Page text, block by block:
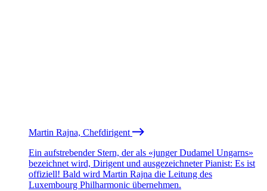
Martin Rajna, Chefdirigent
Ein aufstrebender Stern, der als «junger Dudamel Ungarns»
bezeichnet wird, Dirigent und ausgezeichneter Pianist: Es ist
offiziell! Bald wird Martin Rajna die Leitung des
Luxembourg Philharmonic übernehmen.